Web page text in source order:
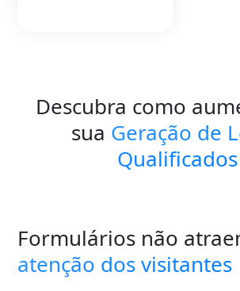
Descubra como
sua Geração de
Qualificados
Formulários não
atenção dos visitantes